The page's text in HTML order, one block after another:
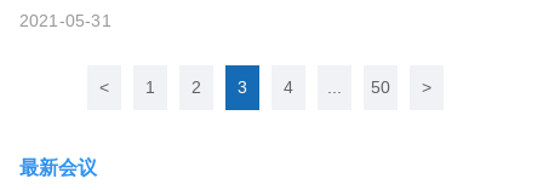
性治疗
2021-05-31
< 1 2 3 4 50 >
最新会议